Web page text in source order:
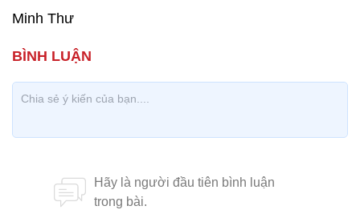
Minh Thư